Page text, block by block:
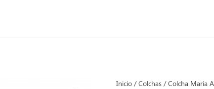
Inicio/Colchas/ Colcha María